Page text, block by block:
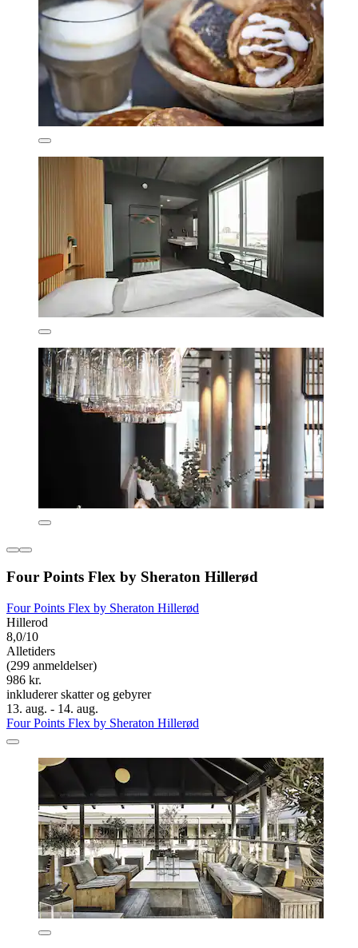
Four Points Flex by Sheraton Hillerød
Four Points Flex by Sheraton Hillerød
Hillerod
8,0/10
Alletiders
(299 anmeldelser)
986 kr.
inkluderer skatter og gebyrer
13. aug. - 14. aug.
Four Points Flex by Sheraton Hillerød